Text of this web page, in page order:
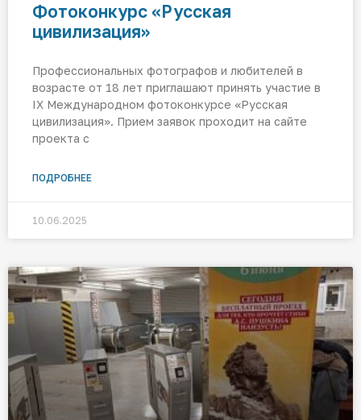
Фотоконкурс «Русская
цивилизация»
Профессиональных фотографов и любителей в
возрасте от 18 лет приглашают принять участие в
IX Международном фотоконкурсе «Русская
цивилизация». Прием заявок проходит на сайте
проекта с
ПОДРОБНЕЕ
10.06.2025